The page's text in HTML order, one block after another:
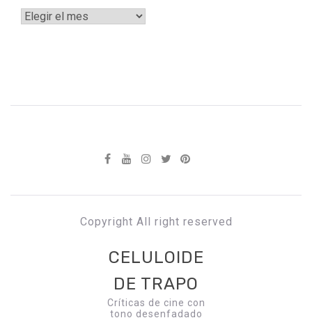
Archivos
Copyright All right reserved
CELULOIDE
DE TRAPO
Críticas de cine con
tono desenfadado